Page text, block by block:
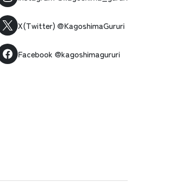
X(Twitter) @KagoshimaGururi
Facebook @kagoshimagururi